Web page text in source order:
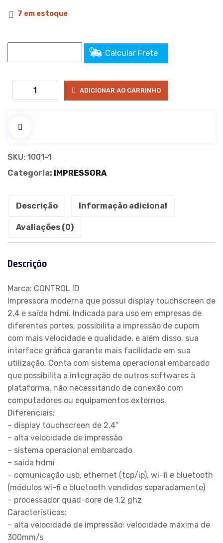
7 em estoque
Calcular Frete
IMPRESSORA
TÉRMICA
ADICIONAR AO CARRINHO
SKU: 1001-1
Categoria:
IMPRESSORA
Descrição Informação adicional
Avaliações (0)
Descrição
Marca: CONTROL ID
Impressora moderna que possui display touchscreen de
2,4 e saída hdmi. Indicada para uso em empresas de
diferentes portes, possibilita a impressão de cupom
com mais velocidade e qualidade, e além disso, sua
interface gráfica garante mais facilidade em sua
utilização. Conta com sistema operacional embarcado
que possibilita a integração de outros softwares à
plataforma, não necessitando de conexão com
computadores ou equipamentos externos.
Diferenciais:
– display touchscreen de 2.4″
– alta velocidade de impressão
– sistema operacional embarcado
– saída hdmi
– comunicação usb, ethernet (tcp/ip), wi-fi e bluetooth
(módulos wi-fi e bluetooth vendidos separadamente)
– processador quad-core de 1,2 ghz
Características:
– alta velocidade de impressão: velocidade máxima de
300mm/s